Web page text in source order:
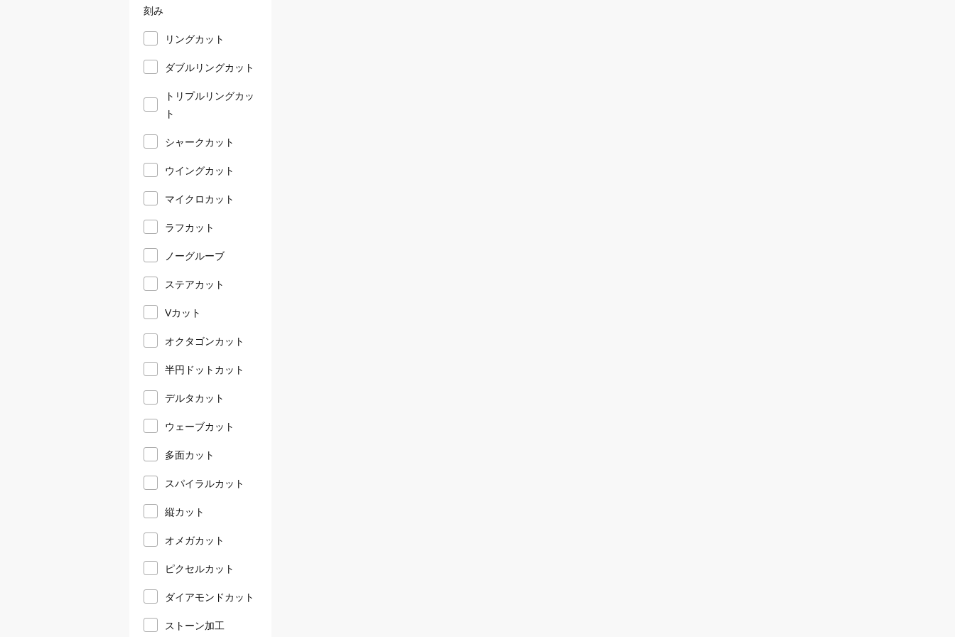
刻み
リングカット
ダブルリングカット
トリプルリングカッ
ト
シャークカット
ウイングカット
マイクロカット
ラフカット
ノーグルーブ
ステアカット
Vカット
オクタゴンカット
半円ドットカット
デルタカット
ウェーブカット
多面カット
スパイラルカット
縦カット
オメガカット
ピクセルカット
ダイアモンドカット
ストーン加工